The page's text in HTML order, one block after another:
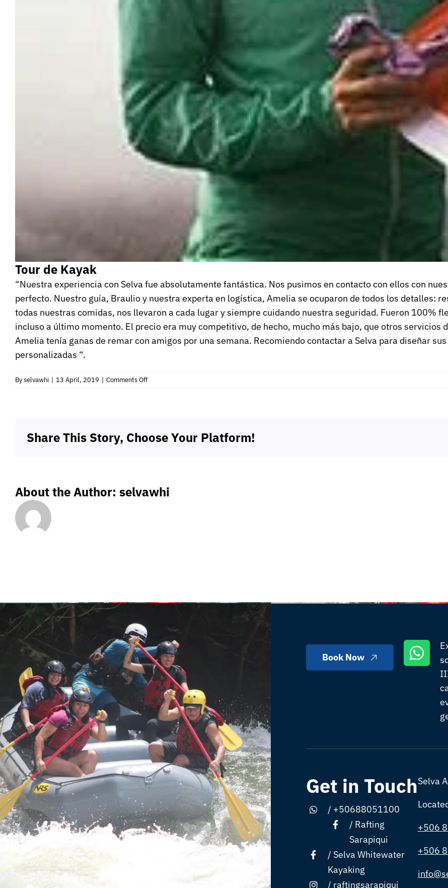
Tour de Kayak
“Nuestra experiencia con Selva fue absolutamente fantástica. Nos pusimos en contacto con ellos con
perfecto. Nuestro guía, Braulio y nuestra experta en logística, Amelia se ocuparon de todos los detalles:
todas nuestras comidas, nos llevaron a cada lugar y siempre cuidando nuestra seguridad. Fueron 100%
incluso a último momento. El precio era muy competitivo, de hecho, mucho más bajo, que otros servicios
Amelia tenía ganas de remar con amigos por una semana. Recomiendo contactar a Selva para diseñar
personalizadas “.
Byselvawhi | 13 April, 2019 | Comments Offon
Share This Story, Choose Your Platform!
About the Author: selvawhi
Book Now
Get in Touch
/ +50688051100
/ Rafting
Sarapiqui
/ Selva Whitewater
Kayaking
/ raftingsarapiqui
Selva
+506
+506